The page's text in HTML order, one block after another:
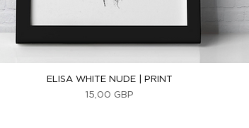
Vista rápida
ELISA WHITE NUDE | PRINT
Precio
15,00 GBP